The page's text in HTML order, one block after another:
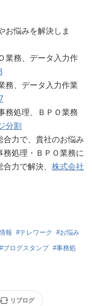
お悩みを解決しま
業務、データ入力作
務、データ入力作業
務処理、ＢＰＯ業務
分割
合力で、貴社のお悩み
処理・ＢＰＯ業務に
力で解決、 株式会社
報 #テレワーク #お悩み
#ブログスタンプ #事務処
リブログ